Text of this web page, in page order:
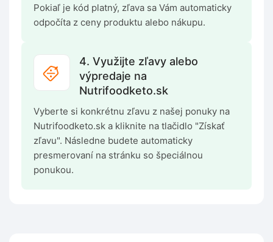
Pokiaľ je kód platný, zľava sa Vám automaticky
odpočíta z ceny produktu alebo nákupu.
4. Využijte zľavy alebo
výpredaje na
Nutrifoodketo.sk
Vyberte si konkrétnu zľavu z našej ponuky na
Nutrifoodketo.sk a kliknite na tlačidlo "Získať
zľavu". Následne budete automaticky
presmerovaní na stránku so špeciálnou
ponukou.